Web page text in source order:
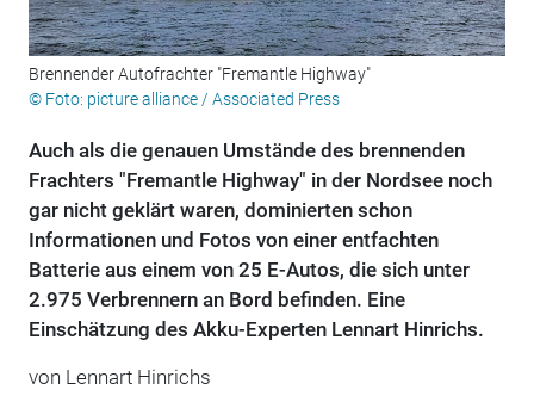
Brennender Autofrachter "Fremantle Highway"
© Foto: picture alliance / Associated Press
Auch als die genauen Umstände des brennenden
Frachters "Fremantle Highway" in der Nordsee noch
gar nicht geklärt waren, dominierten schon
Informationen und Fotos von einer entfachten
Batterie aus einem von 25 E-Autos, die sich unter
2.975 Verbrennern an Bord befinden. Eine
Einschätzung des Akku-Experten Lennart Hinrichs.
von Lennart Hinrichs